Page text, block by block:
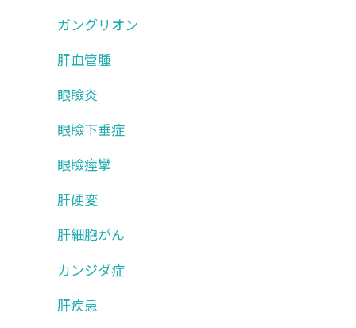
ガングリオン
肝血管腫
眼瞼炎
眼瞼下垂症
眼瞼痙攣
肝硬変
肝細胞がん
カンジダ症
肝疾患